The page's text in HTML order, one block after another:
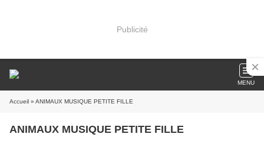
Publicité
MENU
Accueil » ANIMAUX MUSIQUE PETITE FILLE
ANIMAUX MUSIQUE PETITE FILLE